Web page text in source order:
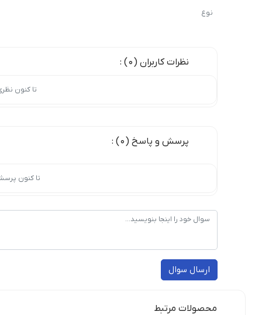
نوع
نظرات کاربران (0) :
تا کنون
پرسش و پاسخ (0) :
تا کنون
ارسال سوال
محصولات مرتبط